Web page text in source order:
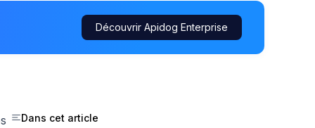
Découvrir Apidog Enterprise
Dans cet article